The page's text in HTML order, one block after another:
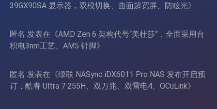
39GX90SA 显示器，双模切换、曲面超宽屏、防眩光》
匿名 发表在《AMD Zen 6 架构代号“美杜莎”，全面采用台
积电3nm工艺、AM5 针脚》
匿名 发表在《绿联 NASync iDX6011 Pro NAS 发布开启预
订，酷睿 Ultra 7 255H、双万兆、双雷电4、OCuLink》